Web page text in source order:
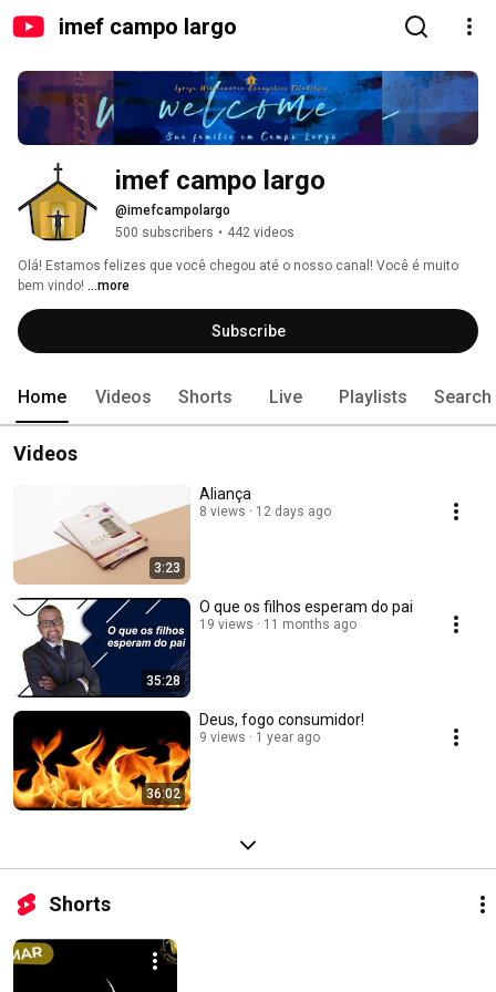
imef campo largo
imef campo largo
@imefcampolargo
500 subscribers • 442 videos
Olá! Estamos felizes que você chegou até o nosso canal! Você é muito
bem vindo! ...more
Subscribe
Home Videos Shorts Live Playlists Search
Videos
3:23
Aliança
8 views 12 days ago
35:28
O que os filhos esperam do pai
19 views 11 months ago
36:02
Deus, fogo consumidor!
9 views 1 year ago
Shorts